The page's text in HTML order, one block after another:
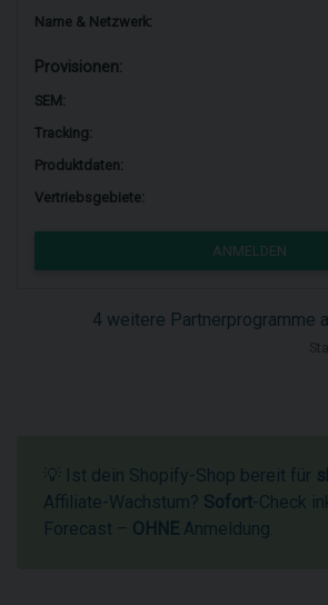
Name & Netzwerk:
Provisionen:
SEM:
Tracking:
Produktdaten:
Vertriebsgebiete:
ANMELDEN
4 weitere Partnerprogramme
💡 Ist dein Shopify-Shop bereit für
Affiliate-Wachstum? Sofort-Check
Forecast – OHNE Anmeldung.